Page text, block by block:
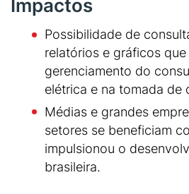
Impactos
Possibilidade de
relatórios e gráficos que
gerenciamento do
elétrica e na tomada de
Médias e grandes
setores se beneficiam
impulsionou o
brasileira.